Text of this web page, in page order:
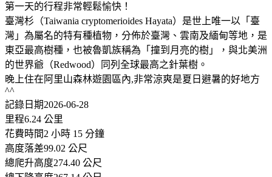
第一天的行程非常輕鬆愉快！
臺灣杉（Taiwania cryptomerioides Hayata）是世上唯一以「臺
灣」為屬名的特有種植物，分佈於臺灣、雲南及緬甸等地，是
東亞最高樹種，也被魯凱族稱為「撞到月亮的樹」，與北美洲
的世界爺（Redwood）同列全球最高之針葉樹。
晚上住在阿里山森林遊園區內,非常涼爽是夏日避暑的好地方
^^
記錄日期2026-06-28
里程6.24 公里
花費時間2 小時 15 分鐘
高度落差99.02 公尺
總爬升高度274.40 公尺